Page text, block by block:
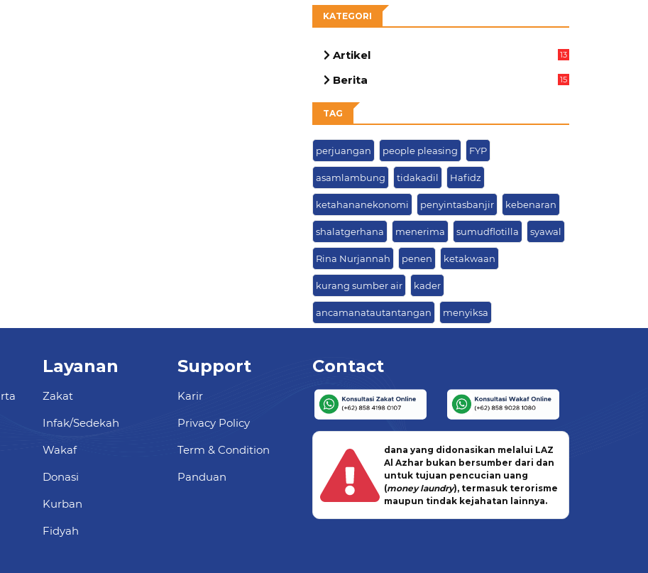
KATEGORI
Artikel
13
Berita
15
TAG
perjuangan people pleasing FYP
asamlambung tidakadil Hafidz
ketahananekonomi penyintasbanjir kebenaran
shalatgerhana menerima sumudflotilla syawal
Rina Nurjannah penen ketakwaan
kurang sumber air kader
ancamanatautantangan menyiksa
Layanan
Zakat
Infak/Sedekah
Wakaf
Donasi
Kurban
Fidyah
Support
Karir
Privacy Policy
Term & Condition
Panduan
Contact
dana yang didonasikan melalui LAZ
Al Azhar bukan bersumber dari dan
untuk tujuan pencucian uang
(money laundry), termasuk terorisme
maupun tindak kejahatan lainnya.